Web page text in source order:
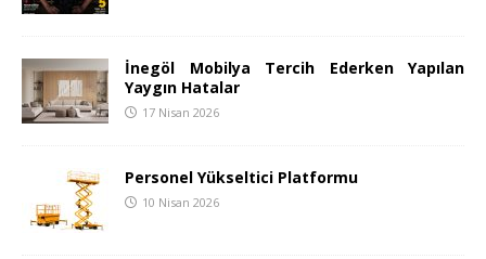
İnegöl Mobilya Tercih Ederken Yapılan
Yaygın Hatalar
17 Nisan 2026
Personel Yükseltici Platformu
10 Nisan 2026